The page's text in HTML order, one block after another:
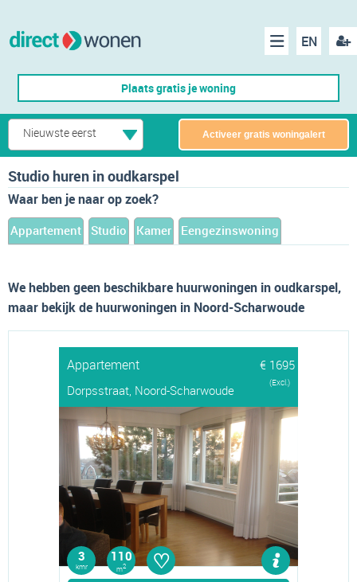
EN
Menu
Plaats gratis je woning
Nieuwste eerst Activeer gratis woningalert
Studio huren in oudkarspel
Waar ben je naar op zoek?
Appartement Studio Kamer Eengezinswoning
We hebben geen beschikbare huurwoningen in oudkarspel,
maar bekijk de huurwoningen in Noord-Scharwoude
Appartement
€ 1695
Dorpsstraat, Noord-Scharwoude
(Excl.)
3
kmr
110
m2 ♡